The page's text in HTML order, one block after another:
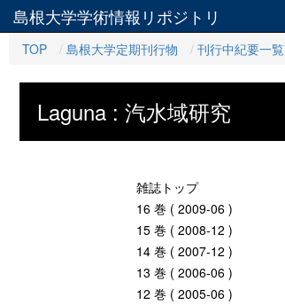
島根大学学術情報リポジトリ
TOP
島根大学定期刊行物 刊行中紀要一覧
Laguna : 汽水域研究
雑誌トップ
16 巻 ( 2009-06 )
15 巻 ( 2008-12 )
14 巻 ( 2007-12 )
13 巻 ( 2006-06 )
12 巻 ( 2005-06 )